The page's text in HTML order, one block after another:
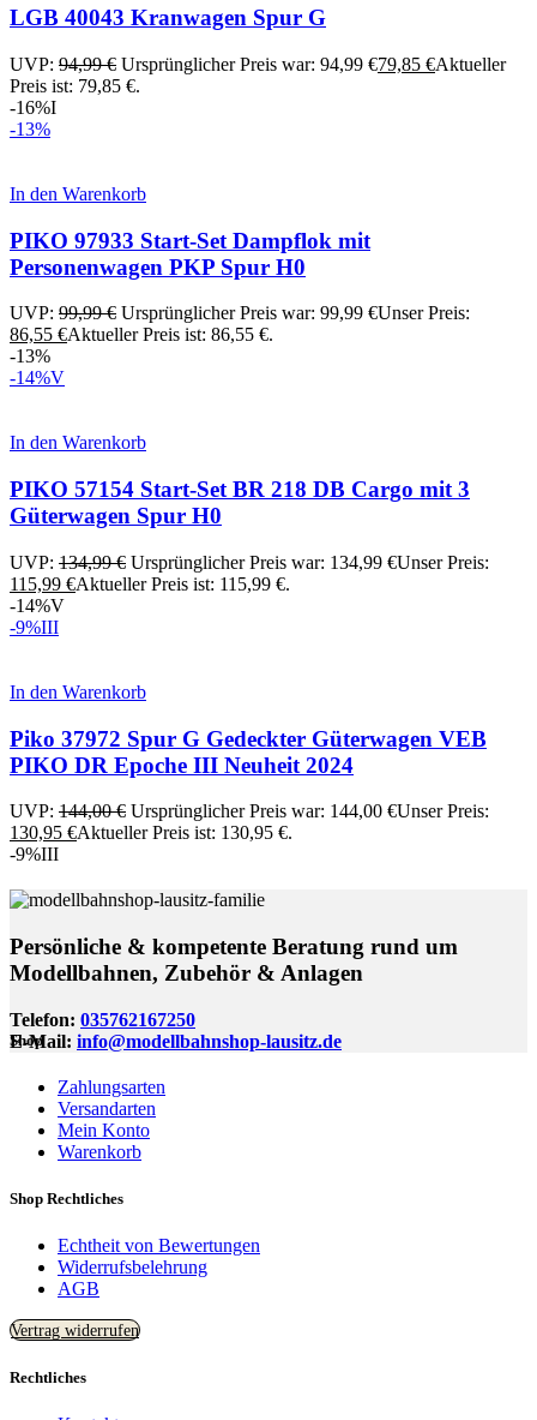
LGB 40043 Kranwagen Spur G
UVP: 94,99€ Ursprünglicher Preis war: 94,99 €79,85 €Aktueller
Preis ist: 79,85 €.
-16%I
-13%
In den Warenkorb
PIKO 97933 Start-Set Dampflok mit
Personenwagen PKP Spur H0
UVP: 99,99€ Ursprünglicher Preis war: 99,99 €Unser Preis:
86,55 €Aktueller Preis ist: 86,55 €.
-13%
-14%V
In den Warenkorb
PIKO 57154 Start-Set BR 218 DB Cargo mit 3
Güterwagen Spur H0
UVP: 134,99€ Ursprünglicher Preis war: 134,99 €Unser Preis:
115,99 €Aktueller Preis ist: 115,99 €.
-14%V
-9%III
In den Warenkorb
Piko 37972 Spur G Gedeckter Güterwagen VEB
PIKO DR Epoche III Neuheit 2024
UVP: 144,00€ Ursprünglicher Preis war: 144,00 €Unser Preis:
130,95 €Aktueller Preis ist: 130,95 €.
-9%III
Persönliche & kompetente Beratung rund um
Modellbahnen, Zubehör & Anlagen
Telefon: 035762167250
E-Mail: info@modellbahnshop-lausitz.de
Shop
Zahlungsarten
Versandarten
Mein Konto
Warenkorb
Shop Rechtliches
Echtheit von Bewertungen
Widerrufsbelehrung
AGB
Vertrag widerrufen
Rechtliches